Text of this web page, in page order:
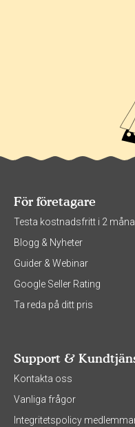
För företagare
Testa kostnadsfritt i 2
Blogg & Nyheter
Guider & Webinar
Google Seller Rating
Ta reda på ditt pris
Support &
Kontakta oss
Vanliga frågor
Integritetspolicy